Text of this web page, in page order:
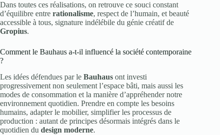
Dans toutes ces réalisations, on retrouve ce souci constant
d’équilibre entre rationalisme, respect de l’humain, et beauté
accessible à tous, signature indélébile du génie créatif de
Gropius.
Comment le Bauhaus a-t-il influencé la société contemporaine
?
Les idées défendues par le Bauhaus ont investi
progressivement non seulement l’espace bâti, mais aussi les
modes de consommation et la manière d’appréhender notre
environnement quotidien. Prendre en compte les besoins
humains, adapter le mobilier, simplifier les processus de
production : autant de principes désormais intégrés dans le
quotidien du design moderne.